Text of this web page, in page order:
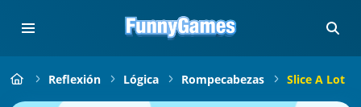
Reflexión Lógica Rompecabezas Slice A Lot